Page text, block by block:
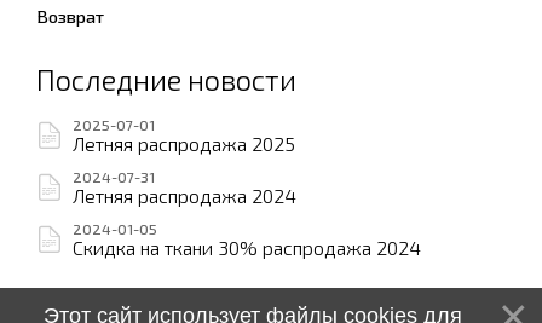
Возврат
Последние новости
2025-07-01
Летняя распродажа 2025
2024-07-31
Летняя распродажа 2024
2024-01-05
Скидка на ткани 30% распродажа 2024
Этот сайт использует файлы cookies для